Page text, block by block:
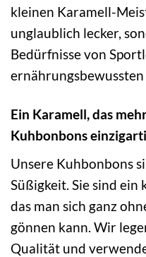
kleinen Karamell-
unglaublich lecker,
Bedürfnisse von
Ein Karamell, das
Kuhbonbons
Unsere Kuhbonbons
Süßigkeit. Sie sind ein
das man sich ganz
gönnen kann. Wir
Qualität und